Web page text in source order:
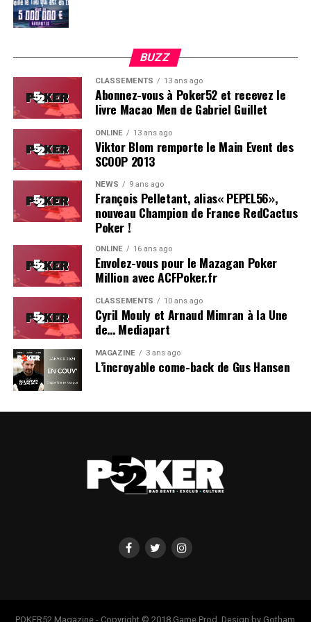
Soleau à gauche, sorti par Logghe au centre
BUZZ
CLASSEMENTS 13 ans ago
Abonnez-vous à Poker52 et recevez le
livre Macao Men de Gabriel Guillet
ONLINE 13 ans ago
Viktor Blom remporte le Main Event des
SCOOP 2013
NEWS 9 ans ago
François Pelletant, alias« PEPEL56»,
nouveau Champion de France RedCactus
Poker !
ONLINE 16 ans ago
Envolez-vous pour le Mazagan Poker
Million avec ACFPoker.fr
CLASSEMENTS 10 ans ago
Cyril Mouly et Arnaud Mimran à la Une
de… Mediapart
MAGAZINE 3 ans ago
L’incroyable come-back de Gus Hansen
POKER52 Magazine - Copyright © 2018 Game Prod. Design by Gotham